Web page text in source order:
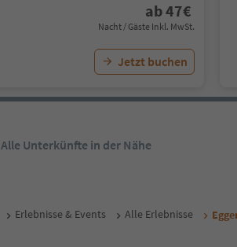
ab47€
Nacht / Gäste Inkl. MwSt.
Jetzt buchen
Alle Unterkünfte in der Nähe
Erlebnisse & Events Alle Erlebnisse